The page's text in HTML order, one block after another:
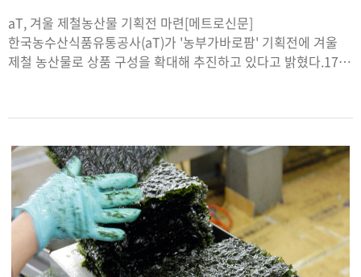
aT, 겨울 제철농산물 기획전 마련[메트로신문]
한국농수산식품유통공사(aT)가 '농부가바로팜' 기획전에 겨울
제철 농산물로 상품 구성을 확대해 추진하고 있다고 밝혔다.17일